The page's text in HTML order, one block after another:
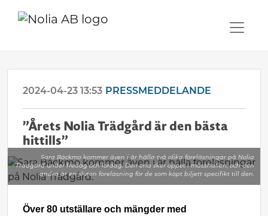
2024-04-23 13:53 PRESSMEDDELANDE
”Årets Nolia Trädgård är den bästa
hittills”
Sara Bäckmo kommer även i år hålla två olika föreläsningar på Nolia
Trädgård under fredag och lördag. Den ena sker öppet i mässhallen, och den
andra är en sluten föreläsning för de som köpt biljett specifikt till den.
Över 80 utställare och mängder med